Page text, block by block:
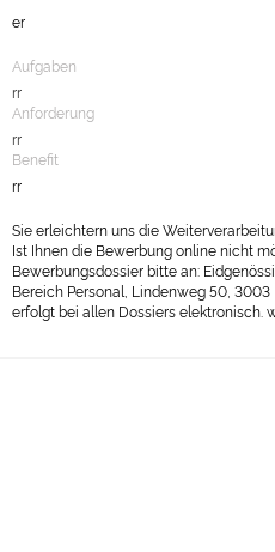
er
Aufgaben
rr
Anforderung
rr
Benefit
rr
Sie erleichtern uns die
Ist Ihnen die Bewerbung online nicht
Bewerbungsdossier bitte an:
Bereich Personal, Lindenweg 50,
erfolgt bei allen Dossiers elektronisch.